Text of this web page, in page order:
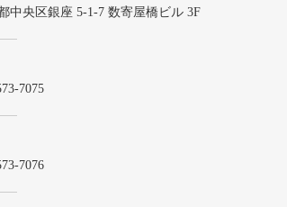
中央区銀座 5-1-7 数寄屋橋ビル 3F
7075
7076